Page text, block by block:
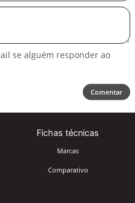
se alguém responder ao
Comentar
Fichas técnicas
Marcas
Comparativo